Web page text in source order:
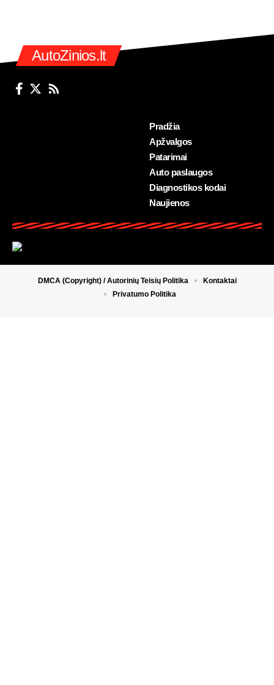
AutoZinios.lt
Pradžia
Apžvalgos
Patarimai
Auto paslaugos
Diagnostikos kodai
Naujienos
DMCA (Copyright) / Autorinių Teisių Politika
Kontaktai
Privatumo Politika